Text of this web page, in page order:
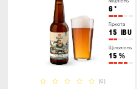
6 °
Гіркота
15 IBU
Щільність
15 %
(0)